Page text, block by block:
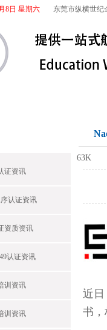
8日 星期六 东莞市纵横世纪
证资讯
序认证资讯
资质资讯
认证资讯
训资讯
训资讯
63K
近日
书，